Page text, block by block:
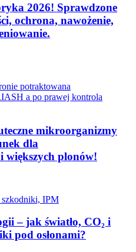
2026! Sprawdzone
ochrona, nawożenie,
mikroorganizmy
dla
większych plonów!
– jak światło, CO₂ i
pod osłonami?